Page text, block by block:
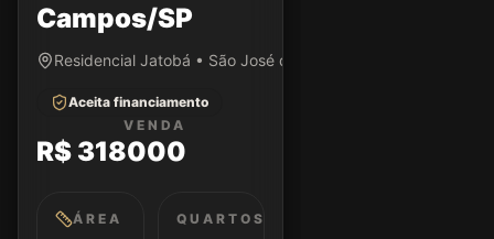
Campos/SP
Residencial Jatobá • São José dos Campos/SP
Aceita financiamento
VENDA
R$ 318000
ÁREA QUARTOS